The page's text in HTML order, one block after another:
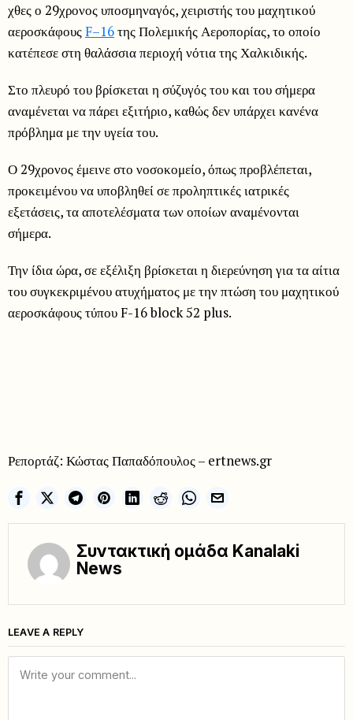
χθες ο 29χρονος υποσμηναγός, χειριστής του μαχητικού
αεροσκάφουςF–16της Πολεμικής Αεροπορίας, το οποίο
κατέπεσε στη θαλάσσια περιοχή νότια της Χαλκιδικής.
Στο πλευρό του βρίσκεται η σύζυγός του και του σήμερα
αναμένεται να πάρει εξιτήριο, καθώς δεν υπάρχει κανένα
πρόβλημα με την υγεία του.
Ο 29χρονος έμεινε στο νοσοκομείο, όπως προβλέπεται,
προκειμένου να υποβληθεί σε προληπτικές ιατρικές
εξετάσεις, τα αποτελέσματα των οποίων αναμένονται
σήμερα.
Την ίδια ώρα, σε εξέλιξη βρίσκεται η διερεύνηση για τα αίτια
του συγκεκριμένου ατυχήματος με την πτώση του μαχητικού
αεροσκάφους τύπου F-16 block 52 plus.
Ρεπορτάζ: Κώστας Παπαδόπουλος – ertnews.gr
Συντακτική ομάδα Kanalaki
News
LEAVE A REPLY